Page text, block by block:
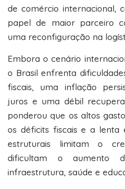
de comércio internacional,
papel de maior parceiro
uma reconfiguração na
Embora o cenário
o Brasil enfrenta
fiscais, uma inflação
juros e uma débil
ponderou que os altos
os déficits fiscais e a lenta
estruturais limitam o
dificultam o aumento
infraestrutura, saúde e